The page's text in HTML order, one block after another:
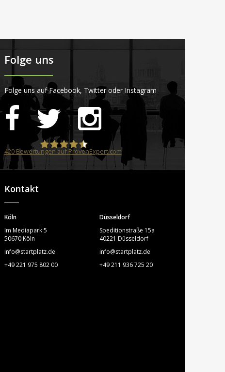
Folge uns
Folge uns auf Facebook, Twitter oder Instagram
STARTPLATZ
420Bewertungen auf ProvenExpert.com
Kontakt
Köln
Im Mediapark 5
50670 Köln
info@startplatz.de
+49 221 975 802 00
Düsseldorf
Speditionstraße 15a
40221 Düsseldorf
info@startplatz.de
+49 211 936 725 20